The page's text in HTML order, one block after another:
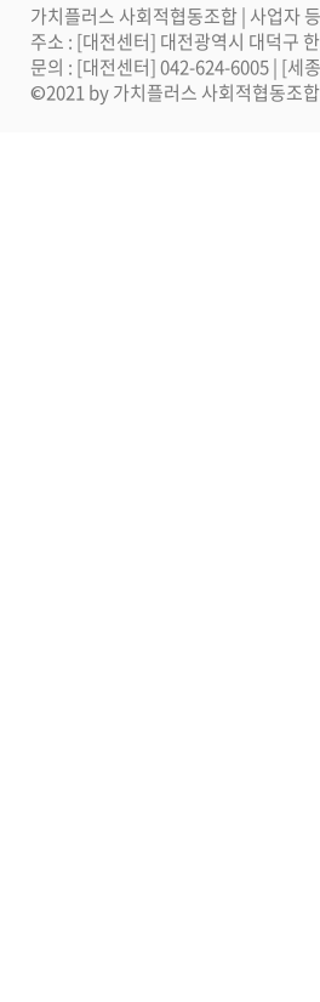
가치플러스 사회적협동조합 | 사업자
주소 : [대전센터] 대전광역시 대덕구
문의 : [대전센터] 042-624-6005 | [세
©2021 by 가치플러스 사회적협동조